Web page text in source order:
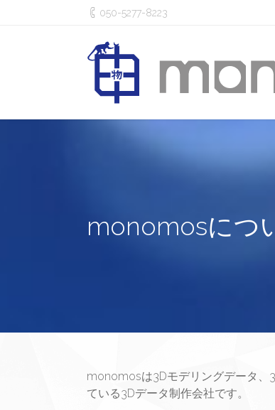
050-5277-8223
monomosにつ
monomosは3Dモデリングデータ、
ている3Dデータ制作会社です。